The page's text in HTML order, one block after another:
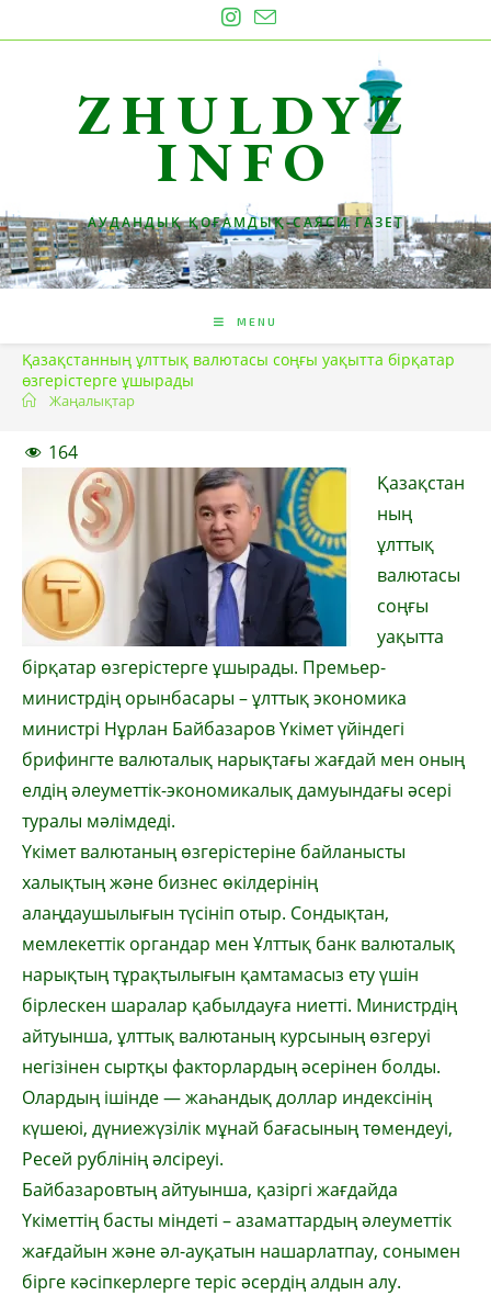
to
ZHULDYZ
INFO
АУДАНДЫҚ ҚОҒАМДЫҚ-САЯСИ ГАЗЕТ
MENU
Қазақстанның ұлттық валютасы соңғы уақытта бірқатар
өзгерістерге ұшырады
Жаңалықтар
164
Қазақстан
ның
ұлттық
валютасы
соңғы
уақытта
бірқатар өзгерістерге ұшырады. Премьер-
министрдің орынбасары – ұлттық экономика
министрі Нұрлан Байбазаров Үкімет үйіндегі
брифингте валюталық нарықтағы жағдай мен оның
елдің әлеуметтік-экономикалық дамуындағы әсері
туралы мәлімдеді.
Үкімет валютаның өзгерістеріне байланысты
халықтың және бизнес өкілдерінің
алаңдаушылығын түсініп отыр. Сондықтан,
мемлекеттік органдар мен Ұлттық банк валюталық
нарықтың тұрақтылығын қамтамасыз ету үшін
бірлескен шаралар қабылдауға ниетті. Министрдің
айтуынша, ұлттық валютаның курсының өзгеруі
негізінен сыртқы факторлардың әсерінен болды.
Олардың ішінде — жаһандық доллар индексінің
күшеюі, дүниежүзілік мұнай бағасының төмендеуі,
Ресей рублінің әлсіреуі.
Байбазаровтың айтуынша, қазіргі жағдайда
Үкіметтің басты міндеті – азаматтардың әлеуметтік
жағдайын және әл-ауқатын нашарлатпау, сонымен
бірге кәсіпкерлерге теріс әсердің алдын алу.